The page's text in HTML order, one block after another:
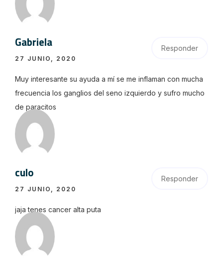
Gabriela
27 JUNIO, 2020
Responder
Muy interesante su ayuda a mí se me inflaman con mucha
frecuencia los ganglios del seno izquierdo y sufro mucho
de paracitos
culo
27 JUNIO, 2020
Responder
jaja tenes cancer alta puta